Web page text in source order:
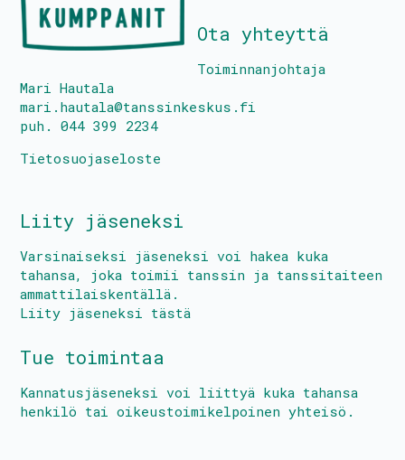
Ota yhteyttä
Toiminnanjohtaja
Mari Hautala
mari.hautala@tanssinkeskus.fi
puh. 044 399 2234
Tietosuojaseloste
Liity jäseneksi
Varsinaiseksi jäseneksi voi hakea kuka
tahansa, joka toimii tanssin ja tanssitaiteen
ammattilaiskentällä.
Liity jäseneksi tästä
Tue toimintaa
Kannatusjäseneksi voi liittyä kuka tahansa
henkilö tai oikeustoimikelpoinen yhteisö.